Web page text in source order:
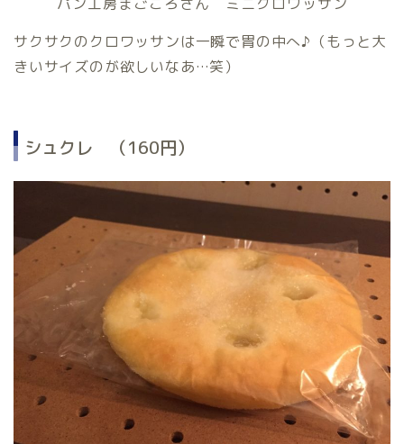
サクサクのクロワッサンは一瞬で胃の中へ♪（もっと大
きいサイズのが欲しいなあ…笑）
シュクレ （160円）